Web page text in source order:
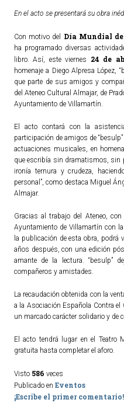
En el acto se presentará su obra
Con motivo del Día Mundial
ha programado diversas
libro. Así, este viernes 24 de
homenaje a Diego Alpresa López,
que parte de sus amigos y
del Ateneo Cultural Almajar, de
Ayuntamiento de Villamartín.
El acto contará con la
participación de amigos de
actuaciones musicales, en
que escribía sin dramatismos, sin
ironía ternura y crudeza,
personal”, como destaca Miguel
Almajar.
Gracias al trabajo del Ateneo,
Ayuntamiento de Villamartín con
la publicación de esta obra, podrá
años después, con una edición
amante de la lectura. “besulp”
compañeros y amistades.
La recaudación obtenida con la
a la Asociación Española Contra
un marcado carácter solidario y de
El acto tendrá lugar en el Teatro
gratuita hasta completar el aforo.
Visto 586 veces
Publicado en Eventos
¡Escribe el primer comentario!